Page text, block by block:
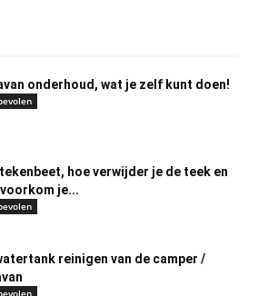
onderhoud, wat je zelf kunt doen!
tekenbeet, hoe verwijder je de teek en
voorkom je...
reinigen van de camper /